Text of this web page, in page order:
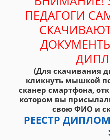
ПЕДАГОГИ
(Для скачивания
кликнуть мышкой
сканер смартфона,
котором вы
свою ФИО и
РЕЕСТР